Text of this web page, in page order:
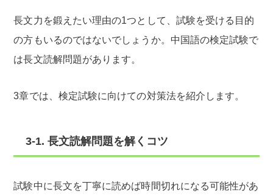
長文力を鍛えたい理由の1つとして、試験を受ける目的
の方もいるのではないでしょうか。中国語の検定試験で
は長文読解問題があります。
3章では、検定試験に向けての対策法を紹介します。
3-1. 長文読解問題を解くコツ
試験中に長文を丁寧に読めば時間切れになる可能性があ